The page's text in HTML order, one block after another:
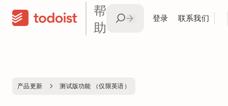
帮
助
登录 联系我们
产品更新 测试版功能 （仅限英语）